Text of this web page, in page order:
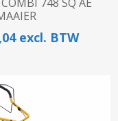
excl. BTW